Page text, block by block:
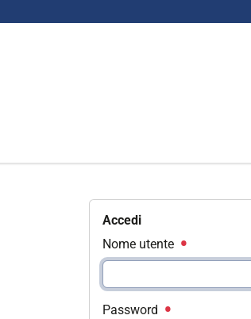
Accedi
Nome utente
Password